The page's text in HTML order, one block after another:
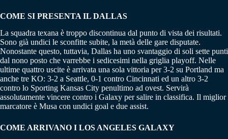
COME SI PRESENTA IL DALLAS
La squadra texana è troppo discontinua dal punto di vista dei risultati.
Sono già undici le sconfitte subite, la metà delle gare disputate.
Nonostante questo, tuttavia, Dallas ha uno svantaggio di soli sette punti
dal nono posto che varrebbe i sedicesimi nella griglia playoff. Nelle
ultime quattro uscite è arrivata una sola vittoria per 3-2 su Portland ma
anche tre KO: 3-2 a Seattle, 0-1 contro Cincinnati ed un altro 3-2
contro lo Sporting Kansas City penultimo ad ovest. Servirà
assolutamente vincere contro i Galaxy per salire in classifica. Il miglior
marcatore è Musa con undici goal e due assist.
COME ARRIVANO I LOS ANGELES GALAXY